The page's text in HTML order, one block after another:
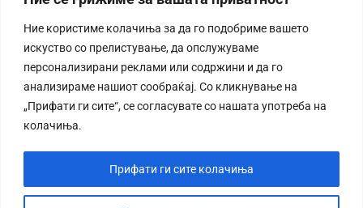
Ние користиме колачиња за да го подобриме вашето
искуство со прелистување, да опслужуваме
персонализирани реклами или содржини и да го
анализираме нашиот сообраќај. Со кликнување на
„Прифати ги сите“, се согласувате со нашата употреба на
колачиња.
Прифати ги сите колачиња